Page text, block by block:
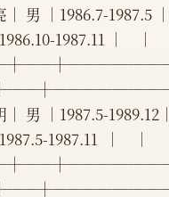
│ 男 │1986.7-1987.5
1987.11 │    │
│ 男 │1987.5-
1987.11  │    │